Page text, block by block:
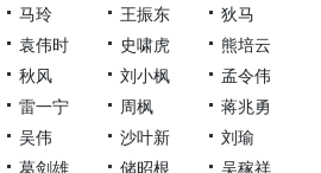
马玲
王振东
狄马
袁伟时
史啸虎
熊培云
秋风
刘小枫
孟令伟
雷一宁
周枫
蒋兆勇
吴伟
沙叶新
刘瑜
葛剑雄
储昭根
吴稼祥